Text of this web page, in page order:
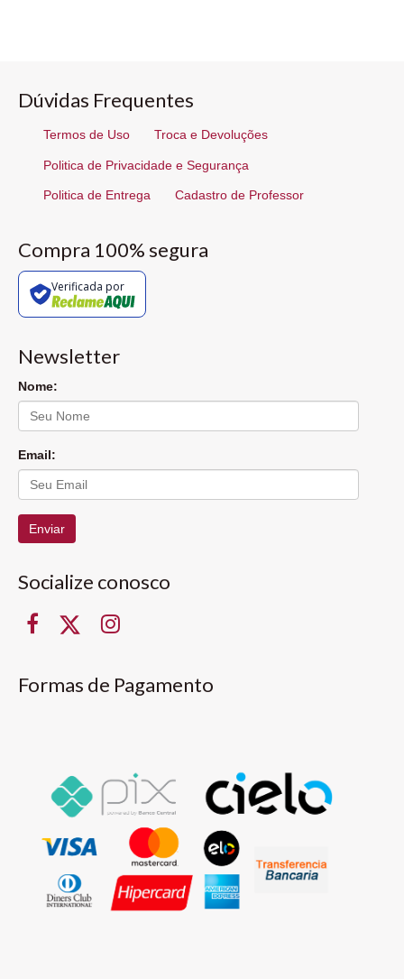
Dúvidas Frequentes
Termos de Uso Troca e Devoluções
Politica de Privacidade e Segurança
Politica de Entrega Cadastro de Professor
Compra 100% segura
Verificada por
Newsletter
Nome:
Email:
Enviar
Socialize conosco
Formas de Pagamento